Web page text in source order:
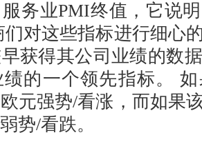
业PMI终值，它说明
们对这些指标进行细心
获得其公司业绩的数
的一个领先指标。
元强势/看涨，而如果
势/看跌。